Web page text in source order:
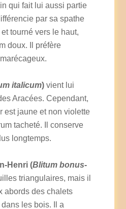
qui fait lui aussi partie
par sa spathe
tourné vers le haut,
doux. Il préfère
italicum) vient lui
Aracées. Cependant,
est jaune et non violette
tacheté. Il conserve
longtemps.
Henri (Blitum bonus-
triangulaires, mais il
abords des chalets
les bois. Il a